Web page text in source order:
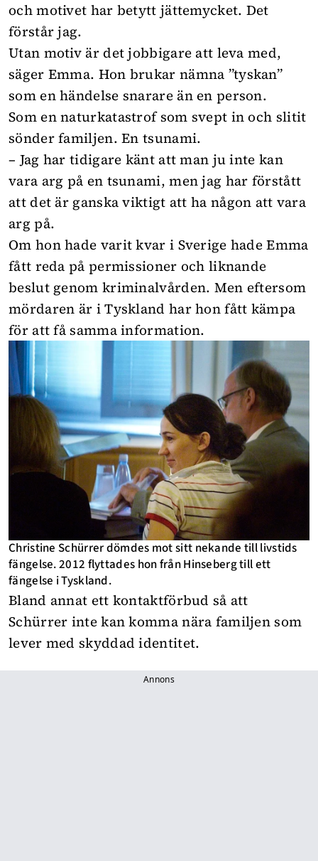
och motivet har betytt jättemycket. Det
förstår jag.
Utan motiv är det jobbigare att leva med,
säger Emma. Hon brukar nämna ”tyskan”
som en händelse snarare än en person.
Som en naturkatastrof som svept in och slitit
sönder familjen. En tsunami.
– Jag har tidigare känt att man ju inte kan
vara arg på en tsunami, men jag har förstått
att det är ganska viktigt att ha någon att vara
arg på.
Om hon hade varit kvar i Sverige hade Emma
fått reda på permissioner och liknande
beslut genom kriminalvården. Men eftersom
mördaren är i Tyskland har hon fått kämpa
för att få samma information.
Christine Schürrer dömdes mot sitt nekande till livstids
fängelse. 2012 flyttades hon från Hinseberg till ett
fängelse i Tyskland.
Bland annat ett kontaktförbud så att
Schürrer inte kan komma nära familjen som
lever med skyddad identitet.
Annons